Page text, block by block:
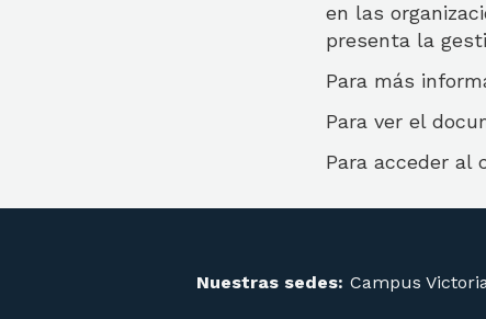
en las
presenta la
Para más
Para ver el
Para acceder al
Nuestras sedes: Campus